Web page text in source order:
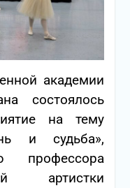
академии
состоялось
на тему
и судьба»,
профессора
артистки